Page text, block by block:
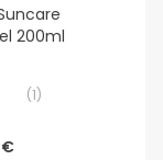
200ml
(1)
€